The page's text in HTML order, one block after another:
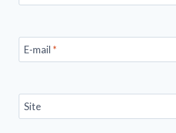
E-mail *
Site